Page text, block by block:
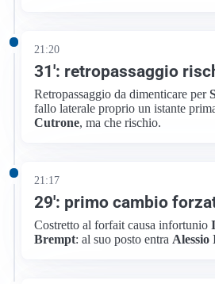
21:20
31′: retropassaggio
Retropassaggio da dimenticare per
fallo laterale proprio un istante
Cutrone, ma che rischio.
21:17
29′: primo cambio
Costretto al forfait causa infortunio
Brempt: al suo posto entra Alessio